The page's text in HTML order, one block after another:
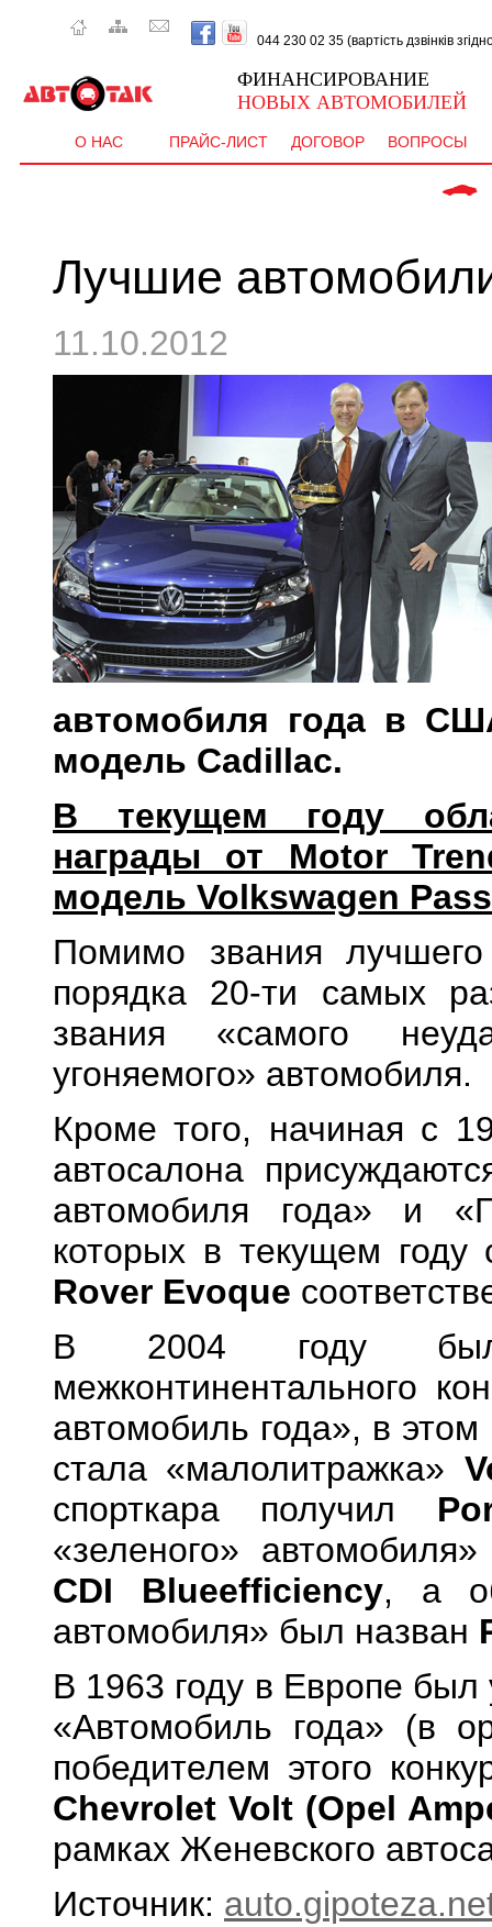
044 230 02 35 (вартість дзвінків
ФИНАНСИРОВАНИЕ
НОВЫХ АВТОМОБИЛЕЙ
О НАС ПРАЙС-ЛИСТ ДОГОВОР ВОПРОСЫ
CEE'D  - від   9
Лучшие
11.10.2012
автомобиля года в
модель Cadillac.
В текущем году
награды от Motor
модель Volkswagen
Помимо звания
порядка 20-ти самых
звания «самого
угоняемого» автомобиля.
Кроме того, начиная с
автосалона
автомобиля года» и
которых в текущем году
Rover Evoque
В 2004 году было
межконтинентального
автомобиль года», в этом
стала «малолитражка»
спорткара получил
«зеленого»
CDI Blueefficiency, а
автомобиля» был назван
В 1963 году в Европе был
«Автомобиль года» (в
победителем этого
Chevrolet Volt (Opel
рамках Женевского
Источник: